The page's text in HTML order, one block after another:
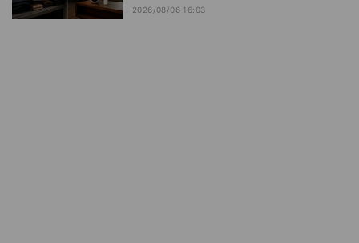
2026/08/06 16:03